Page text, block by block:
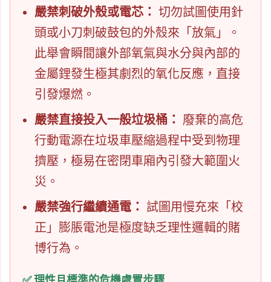
嚴禁刺破外殼或電芯： 切勿試圖使用針
頭或小刀刺破鼓包的外殼來「放氣」。
此舉會瞬間讓外部氧氣與水分與內部的
金屬鋰發生極其劇烈的氧化反應，直接
引發爆燃。
嚴禁直接投入一般垃圾桶： 廢棄的高危
行動電源在垃圾車壓縮過程中受到物理
擠壓，極易在密閉車廂內引發大範圍火
災。
嚴禁強行繼續通電： 試圖用慢充來「校
正」膨脹電池是極度缺乏理性邏輯的賭
博行為。